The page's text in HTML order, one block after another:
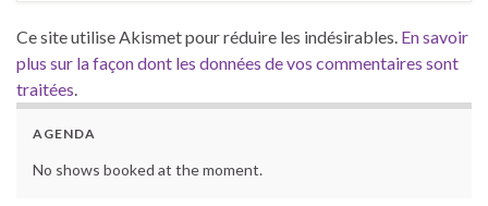
Ce site utilise Akismet pour réduire les indésirables. En savoir
plus sur la façon dont les données de vos commentaires sont
traitées.
AGENDA
No shows booked at the moment.